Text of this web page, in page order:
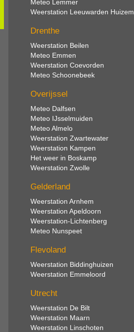
Meteo Lemmer
Weerstation Leeuwarden Huizem
Drenthe
Weerstation Beilen
Meteo Emmen
Weerstation Coevorden
Meteo Schoonebeek
Overijssel
Meteo Dalfsen
Meteo IJsselmuiden
Meteo Almelo
Weerstation Zwartewater
Weerstation Kampen
Het weer in Boskamp
Weerstation Zwolle
Gelderland
Weerstation Arnhem
Weerstation Apeldoorn
Weerstation-Lichtenberg
Meteo Nunspeet
Flevoland
Weerstation Biddinghuizen
Weerstation Emmeloord
Utrecht
Weerstation De Bilt
Weerstation Maarn
Weerstation Linschoten